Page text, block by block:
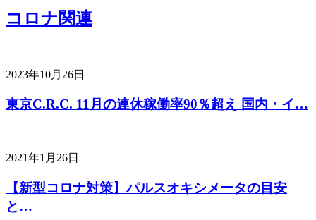
コロナ関連
2023年10月26日
東京C.R.C. 11月の連休稼働率90％超え 国内・イ…
2021年1月26日
【新型コロナ対策】パルスオキシメータの目安
と…